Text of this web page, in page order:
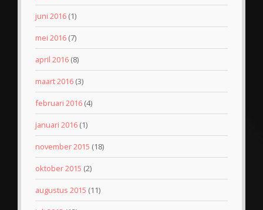
juni 2016 (1)
mei 2016 (7)
april 2016 (8)
maart 2016 (3)
februari 2016 (4)
januari 2016 (1)
november 2015 (18)
oktober 2015 (2)
augustus 2015 (11)